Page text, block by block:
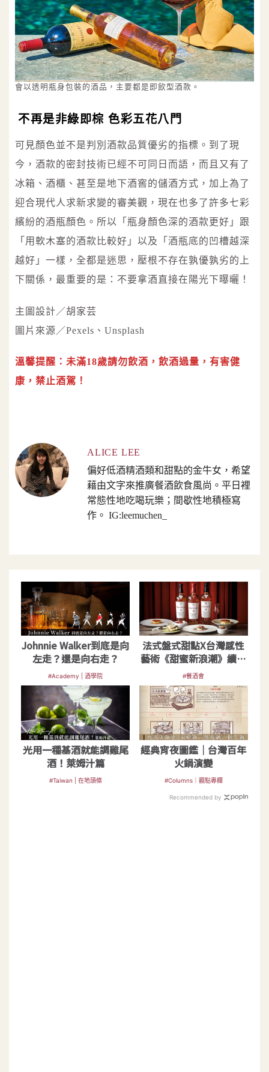
會以透明瓶身包裝的酒品，主要都是即飲型酒款。
不再是非綠即棕 色彩五花八門
可見顏色並不是判別酒款品質優劣的指標。到了現
今，酒款的密封技術已經不可同日而語，而且又有了
冰箱、酒櫃、甚至是地下酒窖的儲酒方式，加上為了
迎合現代人求新求變的審美觀，現在也多了許多七彩
繽紛的酒瓶顏色。所以「瓶身顏色深的酒款更好」跟
「用軟木塞的酒款比較好」以及「酒瓶底的凹槽越深
越好」一樣，全都是迷思，壓根不存在孰優孰劣的上
下關係，最重要的是：不要拿酒直接在陽光下曝曬！
主圖設計／胡家芸
圖片來源／Pexels、Unsplash
溫馨提醒：未滿18歲請勿飲酒，飲酒過量，有害健
康，禁止酒駕！
ALICE LEE
偏好低酒精酒類和甜點的金牛女，希望
藉由文字來推廣餐酒飲食風尚。平日裡
常態性地吃喝玩樂；間歇性地積極寫
作。 IG:leemuchen_
Johnnie Walker到底是向
左走？還是向右走？
#Academy | 酒學院
法式盤式甜點X台灣感性
藝術《甜蜜新浪潮》續譜
當代餐酒無限可能
#餐酒會
光用一種基酒就能調雞尾
酒！萊姆汁篇
#Taiwan | 在地頭條
經典宵夜圖鑑｜台灣百年
火鍋演變
#Columns｜觀點專欄
Recommended by